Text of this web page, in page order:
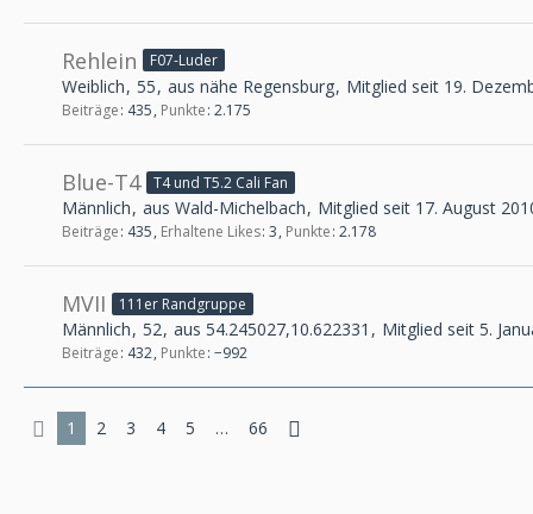
Rehlein F07-Luder
Weiblich 55 aus nähe Regensburg Mitglied seit 19.
Beiträge 435 Punkte 2.175
Blue-T4 T4 und T5.2 Cali Fan
Männlich aus Wald-Michelbach Mitglied seit 17. August
Beiträge 435 Erhaltene Likes 3 Punkte 2.178
MVII 111er Randgruppe
Männlich 52 aus 54.245027,10.622331 Mitglied seit 5.
Beiträge 432 Punkte −992
1 2 3 4 5 … 66